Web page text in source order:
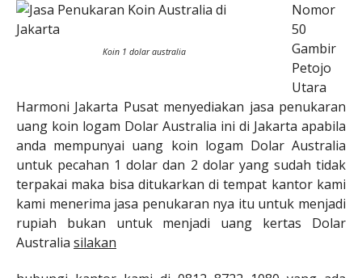
Koin 1 dolar australia
Nomor
50
Gambir
Petojo
Utara
Harmoni Jakarta Pusat menyediakan jasa penukaran
uang koin logam Dolar Australia ini di Jakarta apabila
anda mempunyai uang koin logam Dolar Australia
untuk pecahan 1 dolar dan 2 dolar yang sudah tidak
terpakai maka bisa ditukarkan di tempat kantor kami
kami menerima jasa penukaran nya itu untuk menjadi
rupiah bukan untuk menjadi uang kertas Dolar
Australia silakan